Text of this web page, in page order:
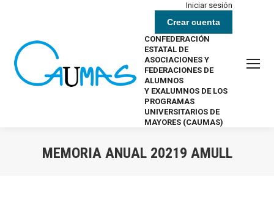
Iniciar sesión
Crear cuenta
CONFEDERACIÓN
ESTATAL DE
ASOCIACIONES Y
FEDERACIONES DE
ALUMNOS
Y EXALUMNOS DE LOS
PROGRAMAS
UNIVERSITARIOS DE
MAYORES (CAUMAS)
MEMORIA ANUAL 20219 AMULL